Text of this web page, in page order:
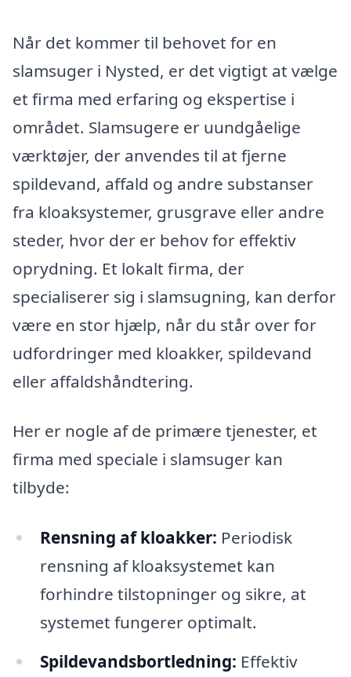
Når det kommer til behovet for en
slamsuger i Nysted, er det vigtigt at vælge
et firma med erfaring og ekspertise i
området. Slamsugere er uundgåelige
værktøjer, der anvendes til at fjerne
spildevand, affald og andre substanser
fra kloaksystemer, grusgrave eller andre
steder, hvor der er behov for effektiv
oprydning. Et lokalt firma, der
specialiserer sig i slamsugning, kan derfor
være en stor hjælp, når du står over for
udfordringer med kloakker, spildevand
eller affaldshåndtering.
Her er nogle af de primære tjenester, et
firma med speciale i slamsuger kan
tilbyde:
Rensning af kloakker: Periodisk
rensning af kloaksystemet kan
forhindre tilstopninger og sikre, at
systemet fungerer optimalt.
Spildevandsbortledning: Effektiv